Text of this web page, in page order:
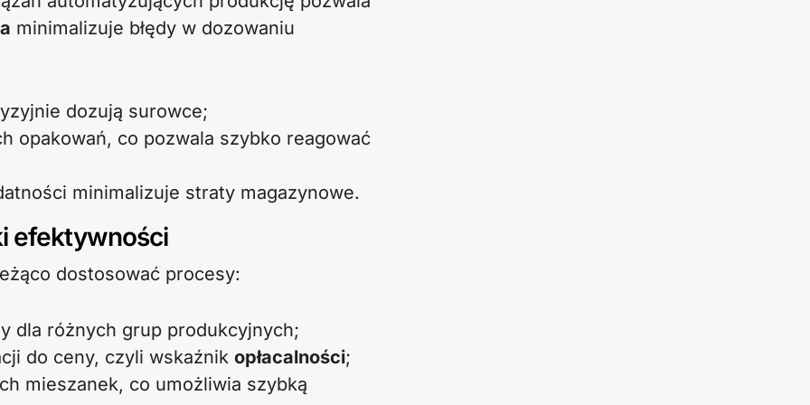
minimalizuje błędy w dozowaniu
dozują surowce;
opakowań, co pozwala szybko reagować
minimalizuje straty magazynowe.
efektywności
dostosować procesy:
dla różnych grup produkcyjnych;
do ceny, czyli wskaźnik opłacalności;
mieszanek, co umożliwia szybką